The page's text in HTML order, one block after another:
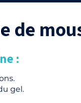
de
:
gel.